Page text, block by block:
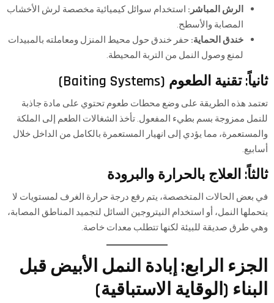
الرش المباشر: استخدام سوائل كيميائية مخصصة لرش الأخشاب
المصابة والأسطح.
خندق الحماية: حفر خندق حول محيط المنزل ومعاملته بالمبيدات
لمنع وصول النمل من التربة المحيطة.
ثانياً: تقنية الطعوم (Baiting Systems)
تعتمد هذه الطريقة على وضع محطات طعوم تحتوي على مادة جاذبة
للنمل ممزوجة بسم بطيء المفعول. تأخذ الشغالات الطعم إلى الملكة
والمستعمرة، مما يؤدي إلى انهيار المستعمرة بالكامل من الداخل خلال
أسابيع.
ثالثاً: العلاج بالحرارة والبرودة
في بعض الحالات المتخصصة، يتم رفع درجة حرارة الغرف لمستويات لا
يتحملها النمل، أو استخدام النيتروجين السائل لتجميد المناطق المصابة،
وهي طرق صديقة للبيئة لكنها تتطلب معدات خاصة.
الجزء الرابع: إبادة النمل الأبيض قبل
البناء (الوقاية الاستباقية)